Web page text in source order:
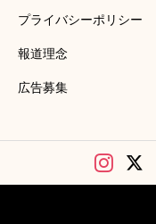
プライバシーポリシー
報道理念
広告募集